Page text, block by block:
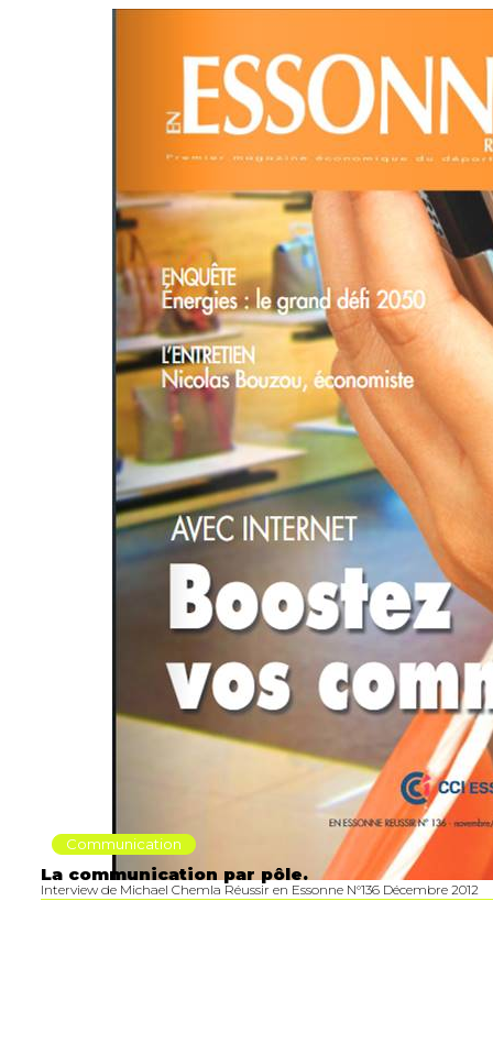
Communication
La communication par pôle.
Interview de Michael Chemla Réussir en Essonne N°136 Décembre 2012